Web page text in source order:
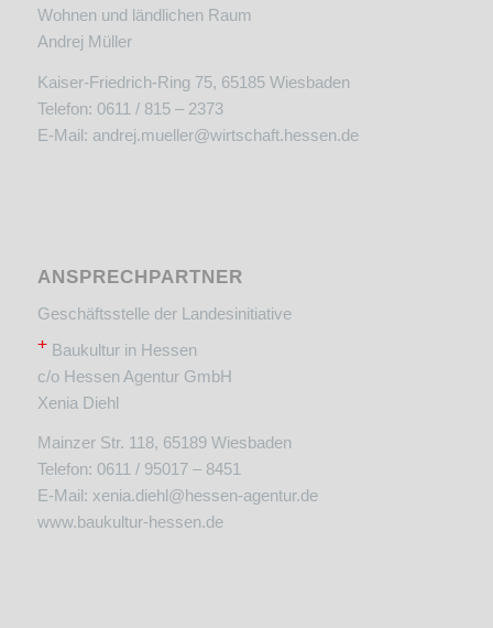
Wohnen und ländlichen Raum
Andrej Müller
Kaiser-Friedrich-Ring 75, 65185 Wiesbaden
Telefon: 0611 / 815 – 2373
E-Mail: andrej.mueller@wirtschaft.hessen.de
ANSPRECHPARTNER
Geschäftsstelle der Landesinitiative
+Baukultur in Hessen
c/o Hessen Agentur GmbH
Xenia Diehl
Mainzer Str. 118, 65189 Wiesbaden
Telefon: 0611 / 95017 – 8451
E-Mail: xenia.diehl@hessen-agentur.de
www.baukultur-hessen.de